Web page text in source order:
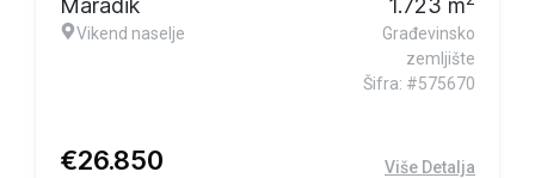
Maradik
Vikend naselje
1.723 m
Građevinsko
zemljište
Šifra: #575670
€26.850 Više Detalja